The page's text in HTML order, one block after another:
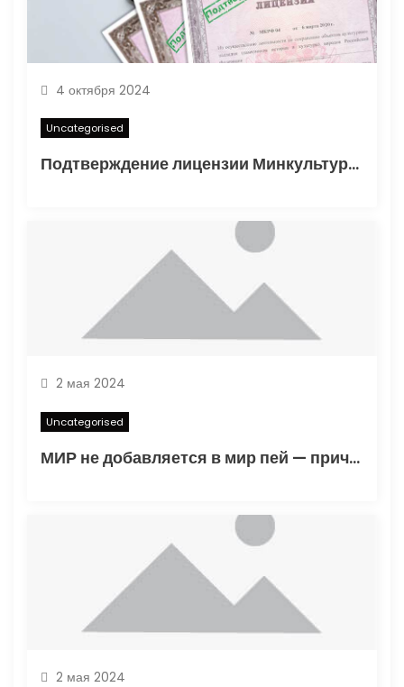
я
м
4 октября 2024
Uncategorised
Подтверждение лицензии Минкультуры: Важные аспекты и процесс получения
2 мая 2024
Uncategorised
МИР не добавляется в мир пей — причины и решения
2 мая 2024